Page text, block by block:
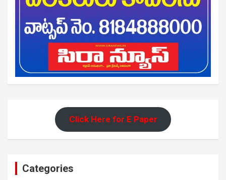
Click Here for E Paper
Categories